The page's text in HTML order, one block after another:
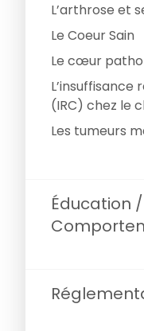
L’arthrose et
Le Coeur Sain
Le cœur
L’insuffisance
(IRC) chez le
Les tumeurs
Éducation /